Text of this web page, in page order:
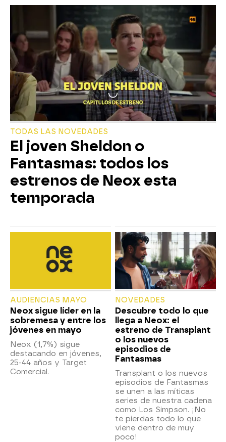
TODAS LAS NOVEDADES
El joven Sheldon o
Fantasmas: todos los
estrenos de Neox esta
temporada
AUDIENCIAS MAYO
Neox sigue líder en la
sobremesa y entre los
jóvenes en mayo
Neox (1,7%) sigue
destacando en jóvenes,
25-44 años y Target
Comercial.
NOVEDADES
Descubre todo lo que
llega a Neox: el
estreno de Transplant
o los nuevos
episodios de
Fantasmas
Transplant o los nuevos
episodios de Fantasmas
se unen a las míticas
series de nuestra cadena
como Los Simpson. ¡No
te pierdas todo lo que
viene dentro de muy
poco!